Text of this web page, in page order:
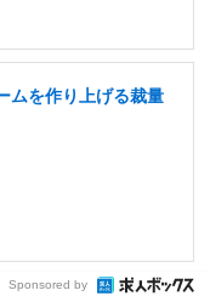
ムを作り上げる裁量
Sponsored by